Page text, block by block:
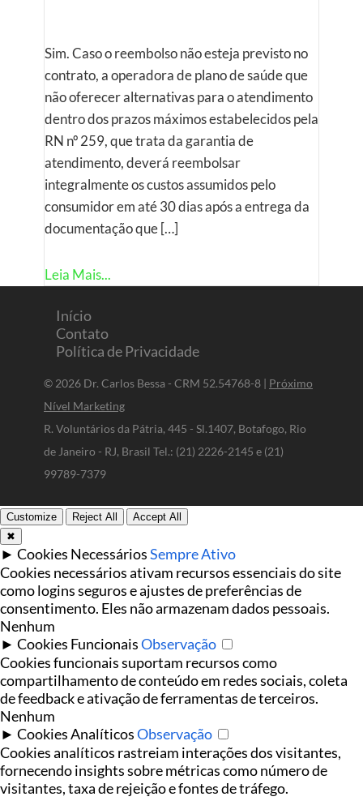
Sim. Caso o reembolso não esteja previsto no
contrato, a operadora de plano de saúde que
não oferecer alternativas para o atendimento
dentro dos prazos máximos estabelecidos pela
RN nº 259, que trata da garantia de
atendimento, deverá reembolsar
integralmente os custos assumidos pelo
consumidor em até 30 dias após a entrega da
documentação que […]
Leia Mais...
Início
Contato
Política de Privacidade
© 2026 Dr. Carlos Bessa - CRM 52.54768-8 | Próximo
Nível Marketing
R. Voluntários da Pátria, 445 - Sl.1407, Botafogo, Rio
de Janeiro - RJ, Brasil Tel.: (21) 2226-2145 e (21)
99789-7379
Customize Reject All
Accept All
✖
► Cookies NecessáriosSempre Ativo
Cookies necessários ativam recursos essenciais do site
como logins seguros e ajustes de preferências de
consentimento. Eles não armazenam dados pessoais.
Nenhum
► Cookies FuncionaisObservação
Cookies funcionais suportam recursos como
compartilhamento de conteúdo em redes sociais, coleta
de feedback e ativação de ferramentas de terceiros.
Nenhum
► Cookies AnalíticosObservação
Cookies analíticos rastreiam interações dos visitantes,
fornecendo insights sobre métricas como número de
visitantes, taxa de rejeição e fontes de tráfego.